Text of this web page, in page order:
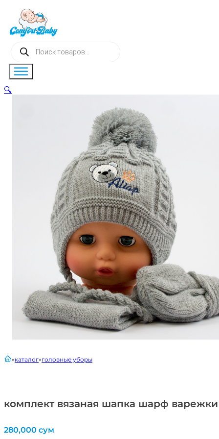
Поиск
товаров
комплект вязаная шапка шарф
главнаякаталог головные уборы
280,000 сум
🔍